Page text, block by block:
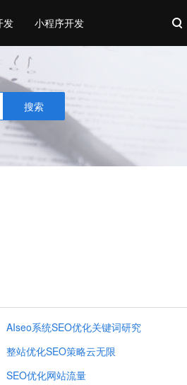
发 小程序开发
搜索
AIseo系统SEO优化关键词研究
整站优化SEO策略云无限
SEO优化网站流量